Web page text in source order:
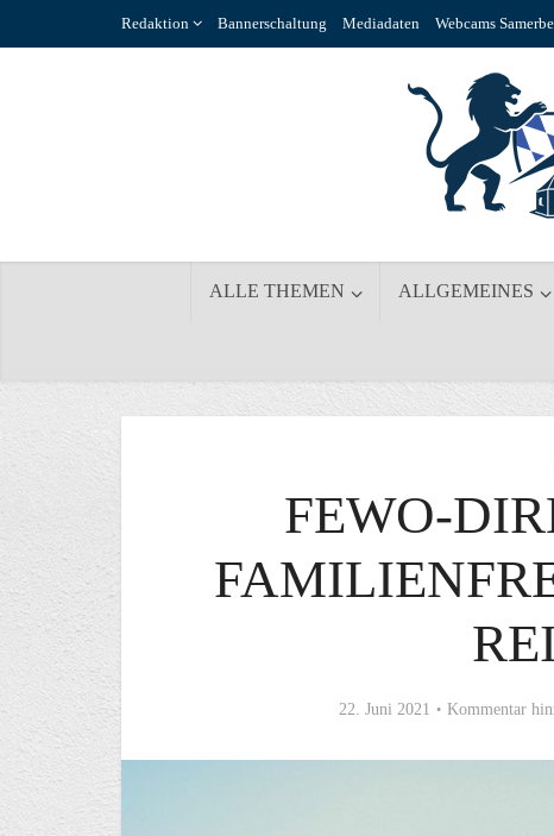
Redaktion Bannerschaltung Mediadaten Webcams
ALLE THEMEN ALLGEMEINES
FEWO-
22. Juni 2021 Kommentar